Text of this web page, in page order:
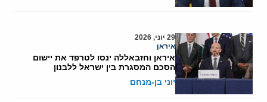
29 יוני, 2026
איראן
איראן וחזבאללה ינסו לטרפד את יישום
הסכם המסגרת בין ישראל ללבנון
יוני בן-מנחם